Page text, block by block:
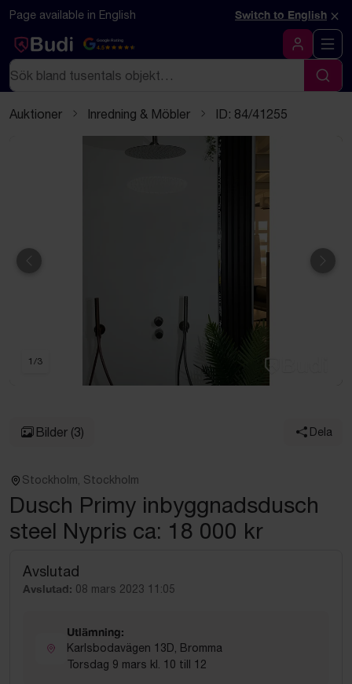
Hoppa till innehåll
Textbaserad (markdown) version av denna sida
Page available in English Switch to English ×
Google Rating
4.5
Logga in
Sök
Sök
Auktioner Inredning & Möbler ID: 84/41255
Föregående
1 /3
Bilder (3) Dela
Stockholm, Stockholm
Dusch Primy inbyggnadsdusch
steel Nypris ca: 18 000 kr
Avslutad
Avslutad: 08 mars 2023 11:05
Utlämning:
Karlsbodavägen 13D, Bromma
Torsdag 9 mars kl. 10 till 12